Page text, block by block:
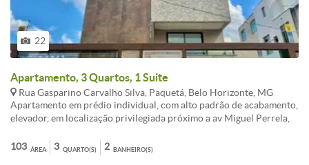
22
Apartamento, 3 Quartos, 1 Suite
Rua Gasparino Carvalho Silva, Paquetá, Belo Horizonte, MG
Apartamento em prédio individual, com alto padrão de acabamento,
elevador, em localização privilegiada próximo a av Miguel Perrela,
Lagoa da Pampulha. Sala ampla para 2 ambientes, área privativa com
vista definitiva, cozinha tipo americana, área de serviço separada, 3
ÁREA
103 QUARTO(S)
3 BANHEIRO(S)
2